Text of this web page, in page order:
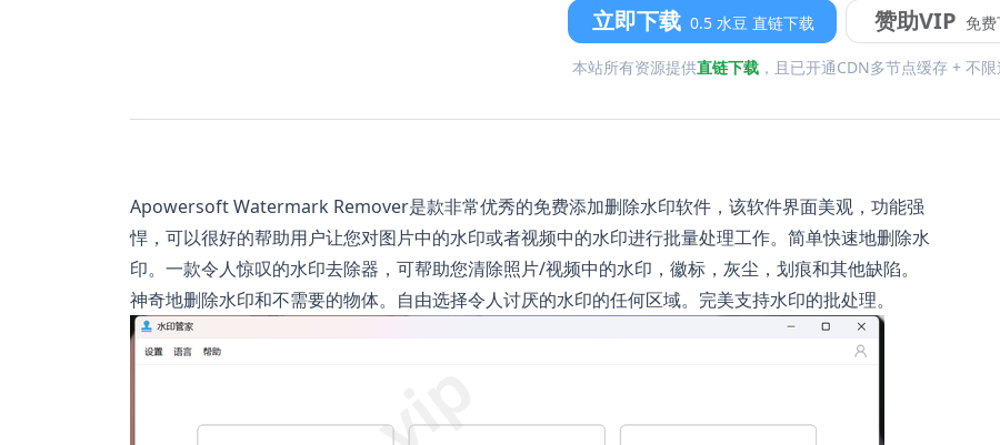
立即下载 0.5 水豆 直链下载 赞助VIP 免
本站所有资源提供直链下载 ，且已开通CDN多节点缓存 + 不限
Apowersoft Watermark Remover是款非常优秀的免费添加删除水印软件，该软件界面美观，功能强
悍，可以很好的帮助用户让您对图片中的水印或者视频中的水印进行批量处理工作。简单快速地删除水
印。一款令人惊叹的水印去除器，可帮助您清除照片/视频中的水印，徽标，灰尘，划痕和其他缺陷。
神奇地删除水印和不需要的物体。自由选择令人讨厌的水印的任何区域。完美支持水印的批处理。